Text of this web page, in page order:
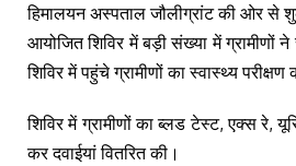
हिमालयन अस्पताल जौलीग्रांट की ओर से
आयोजित शिविर में बड़ी संख्या में ग्रामीणों
शिविर में पहुंचे ग्रामीणों का स्वास्थ्य परीक्षण
शिविर में ग्रामीणों का ब्लड टेस्ट, एक्स रे,
कर दवाईयां वितरित की।